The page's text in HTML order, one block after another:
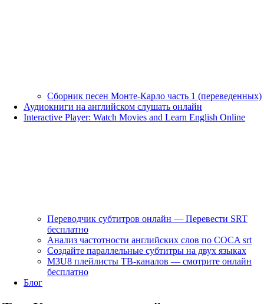
Сборник песен Монте-Карло часть 1 (переведенных)
Аудиокниги на английском слушать онлайн
Interactive Player: Watch Movies and Learn English Online
Переводчик субтитров онлайн — Перевести SRT
бесплатно
Анализ частотности английских слов по COCA srt
Создайте параллельные субтитры на двух языках
M3U8 плейлисты ТВ‑каналов — смотрите онлайн
бесплатно
Блог